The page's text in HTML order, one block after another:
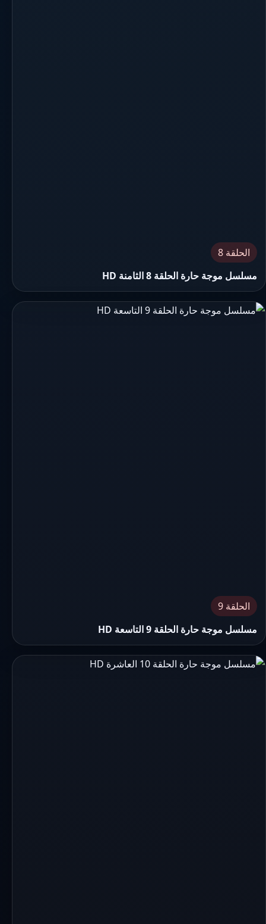
الحلقة 8
مسلسل موجة حارة الحلقة 8 الثامنة HD
الحلقة 9
مسلسل موجة حارة الحلقة 9 التاسعة HD